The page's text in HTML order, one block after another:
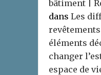
bâtiment |
dans Les
éléments
changer
espace de